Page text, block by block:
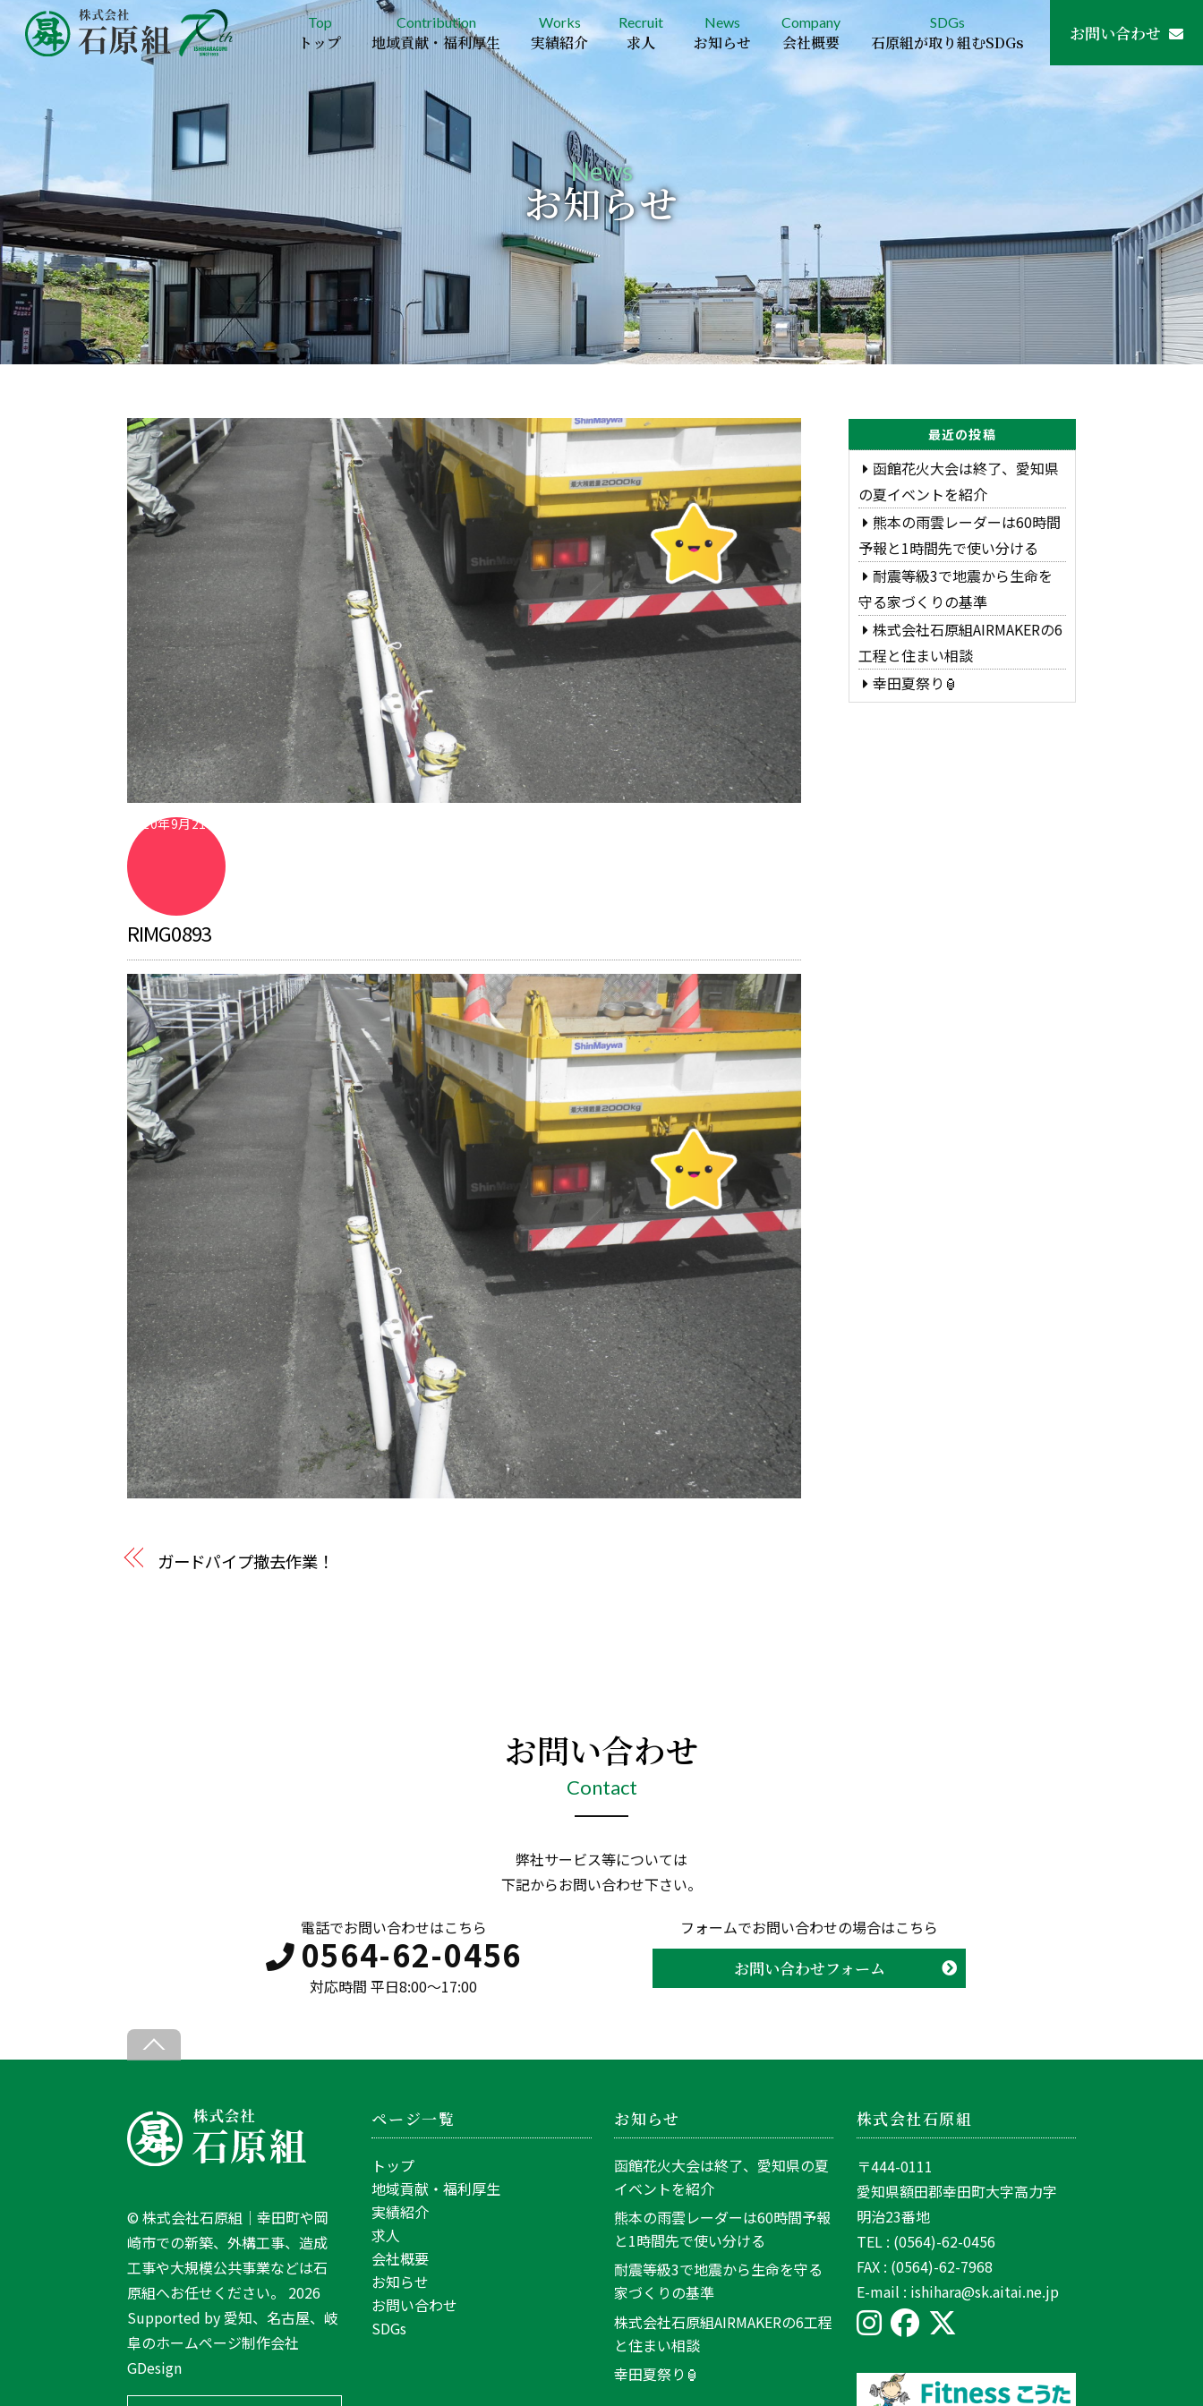
Top
トップ
Contribution
地域貢献・福利厚生
Works
実績紹介
Recruit
求人
News
お知らせ
Company
会社概要
SDGs
石原組が取り組むSDGs お問い合わせ
News
お知らせ
2020年9月21日
RIMG0893
ガードパイプ撤去作業！
最近の投稿
函館花火大会は終了、愛知県
の夏イベントを紹介
熊本の雨雲レーダーは60時間
予報と1時間先で使い分ける
耐震等級3で地震から生命を
守る家づくりの基準
株式会社石原組AIRMAKERの6
工程と住まい相談
幸田夏祭り🏮
お問い合わせ
Contact
弊社サービス等については
下記からお問い合わせ下さい。
電話でお問い合わせはこちら
0564-62-0456
対応時間 平日8:00〜17:00
フォームでお問い合わせの場合はこちら
お問い合わせフォーム
B
k
T
o
p
©株式会社石原組｜幸田町や岡
崎市での新築、外構工事、造成
工事や大規模公共事業などは石
原組へお任せください。
2026
Supported by 愛知、名古屋、岐
阜のホームページ制作会社
GDesign
ページ一覧
トップ
地域貢献・福利厚生
実績紹介
求人
会社概要
お知らせ
お問い合わせ
SDGs
お知らせ
函館花火大会は終了、愛知県の夏
イベントを紹介
熊本の雨雲レーダーは60時間予報
と1時間先で使い分ける
耐震等級3で地震から生命を守る
家づくりの基準
株式会社石原組AIRMAKERの6工程
と住まい相談
幸田夏祭り🏮
株式会社石原組
〒444-0111
愛知県額田郡幸田町大字高力字
明治23番地
TEL : (0564)-62-0456
FAX : (0564)-62-7968
E-mail : ishihara@sk.aitai.ne.jp